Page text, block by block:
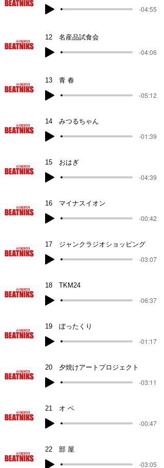
-04:55
12 名産品試食会
-04:06
13 青 春
-05:12
14 みつるちゃん
-01:39
15 おはぎ
-04:39
16 マイナスイオン
-00:42
17 ジャンクラジオショッピング
-03:07
18 TKM24
-06:37
19 ぼったくり
-01:17
20 夕焼けアートプロジェクト
-03:11
21 オ ペ
-00:47
22 部 屋
-03:05